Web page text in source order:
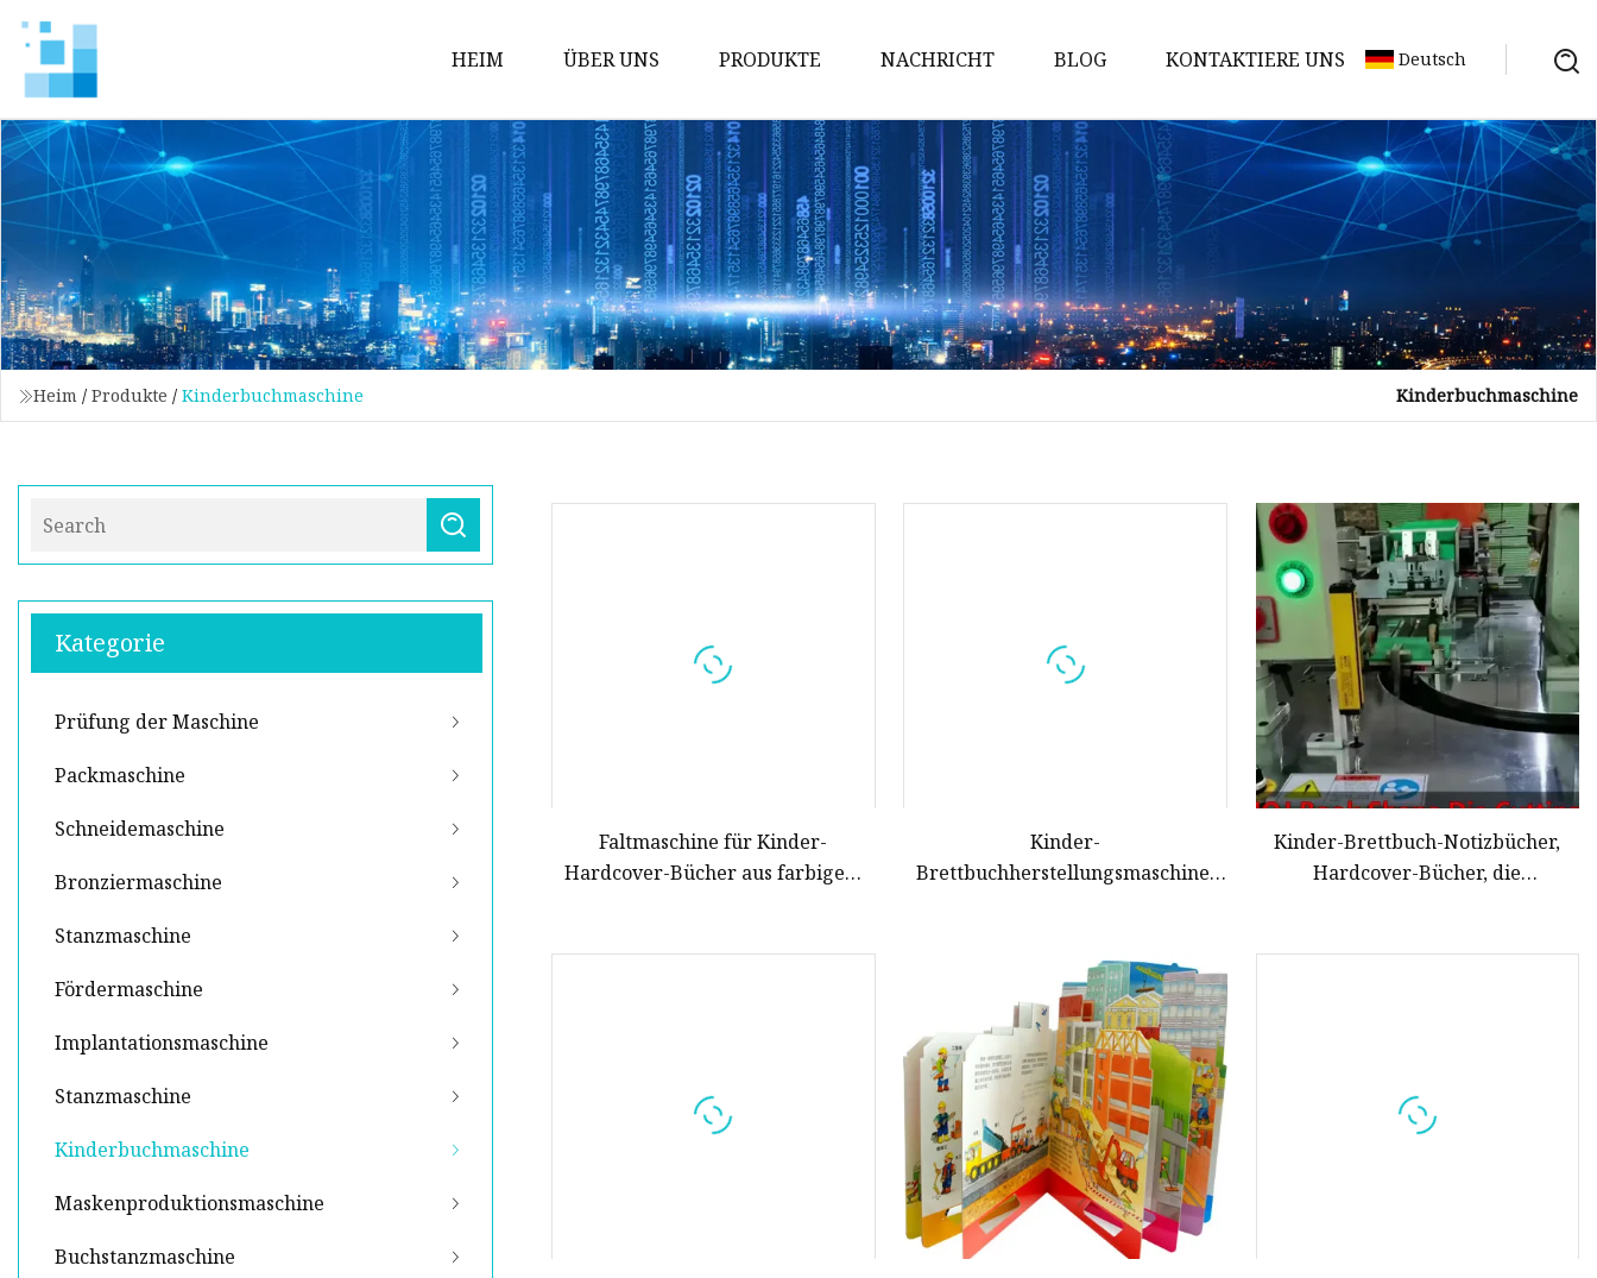
HEIM ÜBER UNS PRODUKTE
Prüfung der Maschine
Packmaschine
Schneidemaschine
Bronziermaschine
Stanzmaschine
Fördermaschine
NACHRICHT BLOG KONTAKTIERE UNS Deutsch
Heim / Produkte / Kinderbuchmaschine Kinderbuchmaschine
Kategorie
Prüfung der Maschine
Packmaschine
Schneidemaschine
Bronziermaschine
Stanzmaschine
Fördermaschine
Implantationsmaschine
Stanzmaschine
Kinderbuchmaschine
Maskenproduktionsmaschine
Buchstanzmaschine
Faltmaschine für Kinder-
Hardcover-Bücher aus farbigem
Kinder-
Brettbuchherstellungsmaschine,
Kinder-Brettbuch-Notizbücher,
Hardcover-Bücher, die